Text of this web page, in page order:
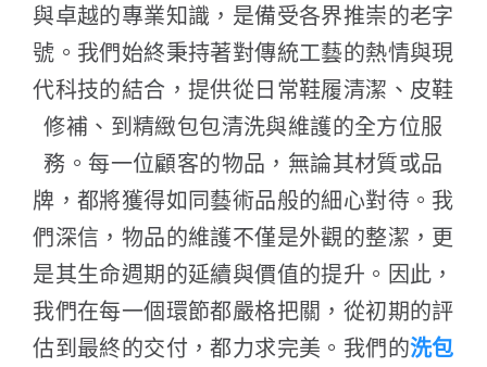
與卓越的專業知識，是備受各界推崇的老字
號。我們始終秉持著對傳統工藝的熱情與現
代科技的結合，提供從日常鞋履清潔、皮鞋
修補、到精緻包包清洗與維護的全方位服
務。每一位顧客的物品，無論其材質或品
牌，都將獲得如同藝術品般的細心對待。我
們深信，物品的維護不僅是外觀的整潔，更
是其生命週期的延續與價值的提升。因此，
我們在每一個環節都嚴格把關，從初期的評
估到最終的交付，都力求完美。我們的洗包